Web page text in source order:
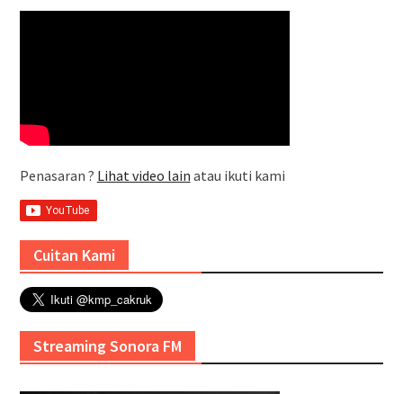
Penasaran ? Lihat video lain atau ikuti kami
Cuitan Kami
Streaming Sonora FM